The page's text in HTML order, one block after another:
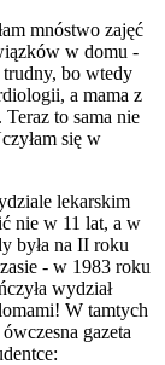
mnóstwo zajęć
w domu -
trudny, bo wtedy
a mama z
Teraz to sama nie
się w
lekarskim
nie w 11 lat, a w
była na II roku
- w 1983 roku
wydział
W tamtych
gazeta